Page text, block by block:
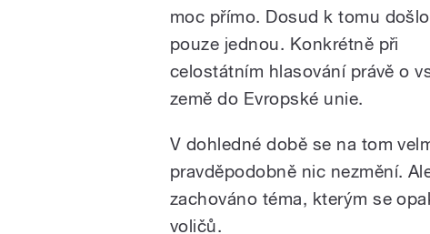
moc přímo. Dosud k tomu došlo
pouze jednou. Konkrétně při
celostátním hlasování právě o
země do Evropské unie.
V dohledné době se na tom
pravděpodobně nic nezmění.
zachováno téma, kterým se
voličů.